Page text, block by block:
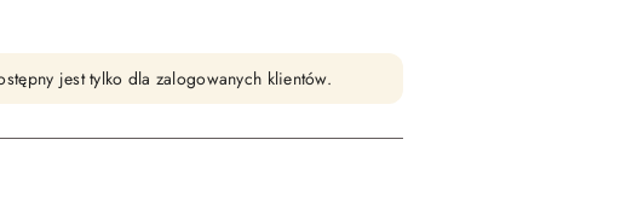
jest tylko dla zalogowanych klientów.